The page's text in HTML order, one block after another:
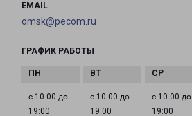
EMAIL
omsk@pecom.ru
ГРАФИК РАБОТЫ
с 10:00 до
19:00
с 10:00 до
19:00
с 10:00 до
19:00